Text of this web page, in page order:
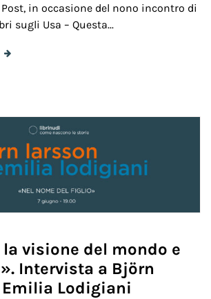
in occasione del nono incontro di
sugli Usa – Questa...
visione del mondo e
Intervista a Björn
Emilia Lodigiani